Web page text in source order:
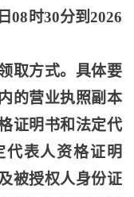
08时30分到2026
取方式。具体要
的营业执照副本
证明书和法定代
表人资格证明
被授权人身份证